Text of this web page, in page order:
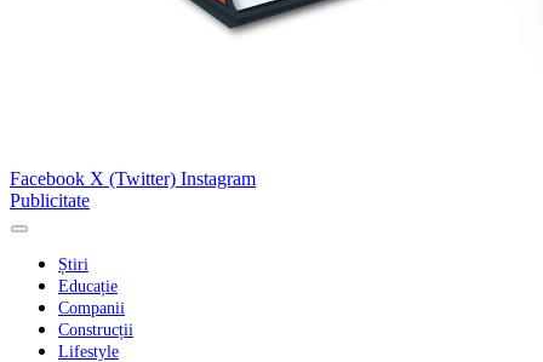
Facebook X (Twitter) Instagram
Publicitate
Știri
Educație
Companii
Construcții
Lifestyle